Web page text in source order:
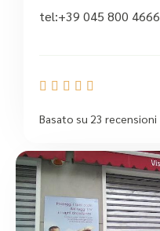
tel:+39 045 800 4666
    
Basato su 23 recensioni